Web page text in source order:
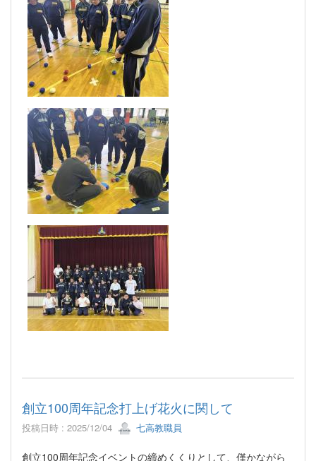
創立100周年記念打上げ花火に関して
投稿日時 : 2025/12/04 七高教職員
創立100周年記念イベントの締めくくりとして、僅かながら